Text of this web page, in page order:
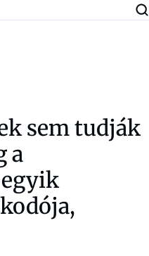
sem tudják
a